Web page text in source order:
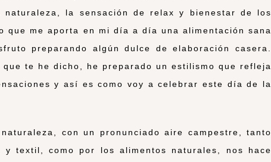
la sensación de relax y bienestar de los
que me aporta en mi día a día una alimentación sana
preparando algún dulce de elaboración casera.
te he dicho, he preparado un estilismo que refleja
y así es como voy a celebrar este día de la
con un pronunciado aire campestre, tanto
y textil, como por los alimentos naturales, nos hace